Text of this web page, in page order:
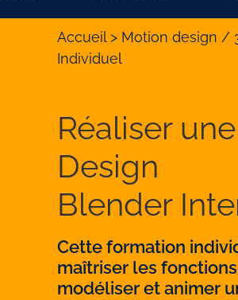
Accueil> Motion design /
Individuel
Réaliser
Design
Blender
Cette formation
maîtriser les
modéliser et animer